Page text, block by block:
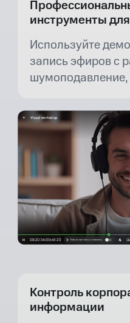
инструменты
Используйте
запись эфиров с
Контроль
информации